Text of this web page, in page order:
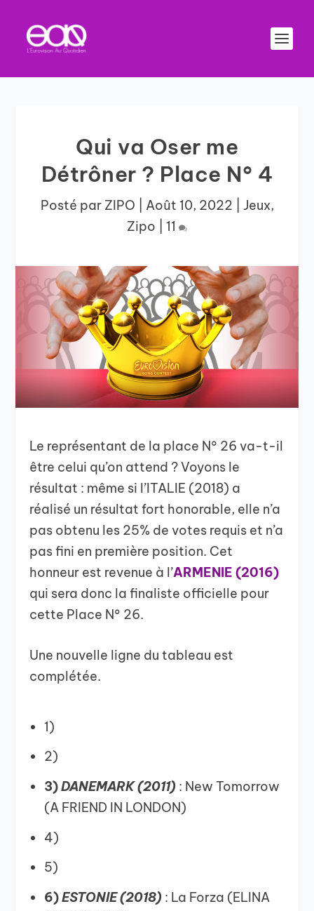
Qui va Oser me
Détrôner ? Place N° 4
Posté par ZIPO Août 10, 2022 Jeux,
Zipo
11
Le représentant de la place N° 26 va-t-il
être celui qu’on attend ? Voyons le
résultat : même si l’ITALIE (2018) a
réalisé un résultat fort honorable, elle n’a
pas obtenu les 25% de votes requis et n’a
pas fini en première position. Cet
honneur est revenue à l’ARMENIE (2016)
qui sera donc la finaliste officielle pour
cette Place N° 26.
Une nouvelle ligne du tableau est
complétée.
1)
2)
3)DANEMARK (2011): New Tomorrow
(A FRIEND IN LONDON)
4)
5)
6)ESTONIE (2018): La Forza (ELINA